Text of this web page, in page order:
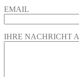
EMAIL
IHRE NACHRICHT